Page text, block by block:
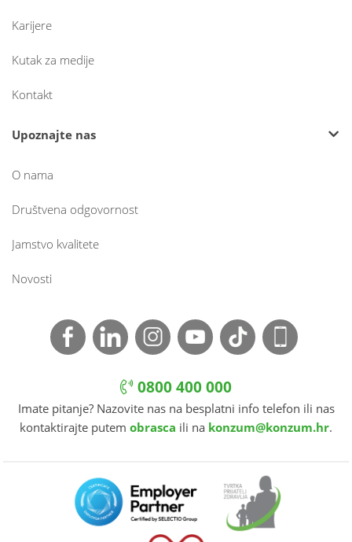
Karijere
Kutak za medije
Kontakt
Upoznajte nas
O nama
Društvena odgovornost
Jamstvo kvalitete
Novosti
0800 400 000
Imate pitanje? Nazovite nas na besplatni info telefon ili nas
kontaktirajte putem obrasca ili na konzum@konzum.hr.